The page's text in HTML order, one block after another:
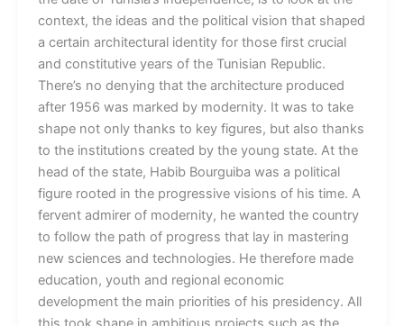
context, the ideas and the political vision that shaped
a certain architectural identity for those first crucial
and constitutive years of the Tunisian Republic.
There’s no denying that the architecture produced
after 1956 was marked by modernity. It was to take
shape not only thanks to key figures, but also thanks
to the institutions created by the young state. At the
head of the state, Habib Bourguiba was a political
figure rooted in the progressive visions of his time. A
fervent admirer of modernity, he wanted the country
to follow the path of progress that lay in mastering
new sciences and technologies. He therefore made
education, youth and regional economic
development the main priorities of his presidency. All